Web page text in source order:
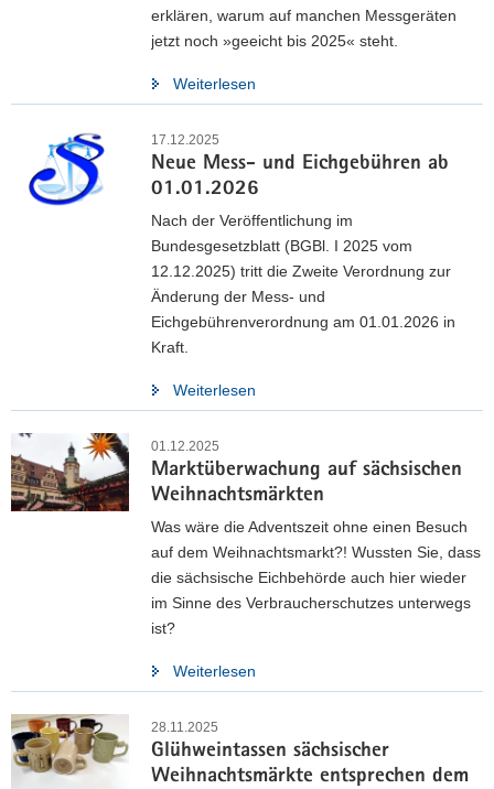
Wir suchen Verstärkung!
Assistenz / Mitarbeiter (m/w/d) im Sekretariat
Das Eichamt Zwickau benötigt Unterstützung im Sekretariat
tägliche Arbeitszeit vorzugsweise 8:00 Uhr bis 12:00 Uhr. Sie
mit Ihrem Organisationstalent gern dafür, dass alle
Kolleginnen und Kollegen gut in den Arbeitstag starten
können?
Dann freuen wir uns auf ein Kennenlernen und Ihre
Hier finden Sie die Stellenausschreibung:
Stellenausschreibungen & Bewerberinfos
erklären, warum auf manchen Messgeräten
jetzt noch »geeicht bis 2025« steht.
Weiterlesen
17.12.2025
Neue Mess- und Eichgebühren ab
01.01.2026
Nach der Veröffentlichung im
Bundesgesetzblatt (BGBl. I 2025 vom
12.12.2025) tritt die Zweite Verordnung zur
Änderung der Mess- und
Eichgebührenverordnung am 01.01.2026 in
Kraft.
Weiterlesen
01.12.2025
Marktüberwachung auf sächsischen
Weihnachtsmärkten
Was wäre die Adventszeit ohne einen Besuch
auf dem Weihnachtsmarkt?! Wussten Sie, dass
die sächsische Eichbehörde auch hier wieder
im Sinne des Verbraucherschutzes unterwegs
ist?
Weiterlesen
28.11.2025
Glühweintassen sächsischer
Weihnachtsmärkte entsprechen dem